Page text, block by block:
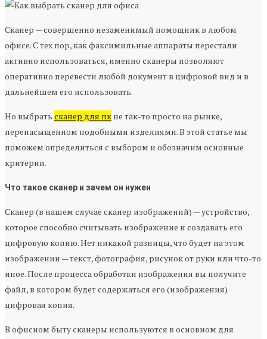
Сканер — совершенно незаменимый помощник в любом
офисе. С тех пор, как факсимильные аппараты перестали
активно использоваться, именно сканеры позволяют
оперативно перевести любой документ в цифровой вид и в
дальнейшем его использовать.
Но выбрать сканер для пк не так-то просто на рынке,
перенасыщенном подобными изделиями. В этой статье мы
поможем определиться с выбором и обозначим основные
критерии.
Что такое сканер и зачем он нужен
Сканер (в нашем случае сканер изображений) — устройство,
которое способно считывать изображение и создавать его
цифровую копию. Нет никакой разницы, что будет на этом
изображении — текст, фотография, рисунок от руки или что-то
иное. После процесса обработки изображения вы получите
файл, в котором будет содержаться его (изображения)
цифровая копия.
В офисном быту сканеры используются в основном для